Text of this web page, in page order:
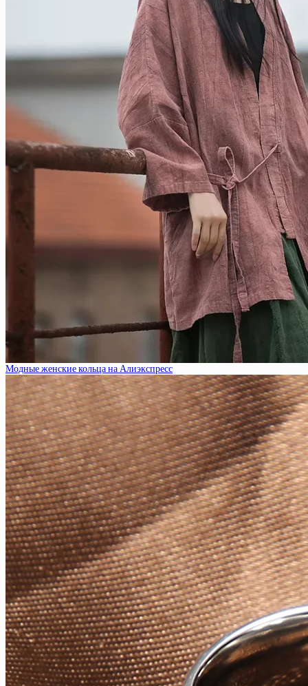
Модные женские кольца на Алиэкспресс